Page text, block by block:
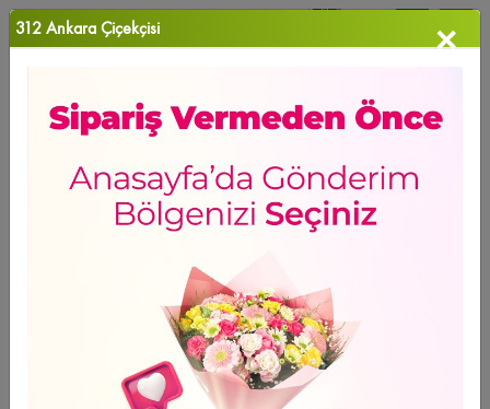
Anasayfa>Holland Hediyeli Beyaz Orkide
GÜNÜN FIRSATI
312 Ankara Çiçekçisi ×